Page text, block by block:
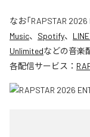
なお「RAPSTAR 2026
Music、 Spotify、
Unlimitedなどの音楽
各配信サービス：